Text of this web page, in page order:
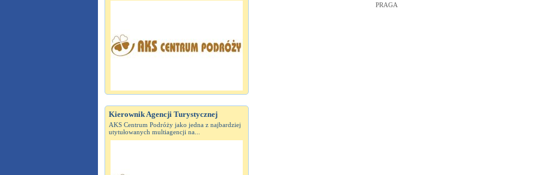
Kierownik Agencji Turystycznej
AKS Centrum Podróży jako jedna z najbardziej
utytułowanych multiagencji na...
PRAGA